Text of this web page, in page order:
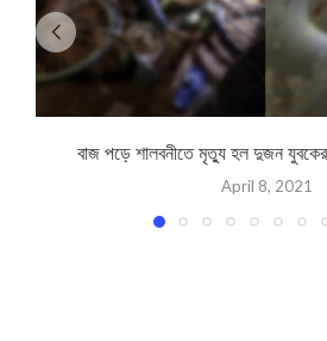
বাজ পড়ে শালবনীতে মৃত্যু হল দুজন
April 8, 2021